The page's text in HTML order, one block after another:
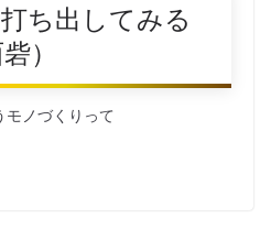
ち出してみる
）
ノづくりって